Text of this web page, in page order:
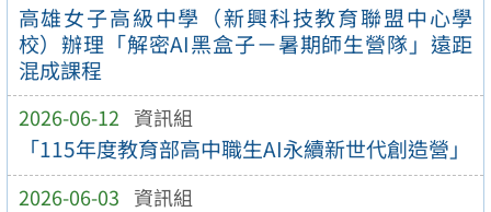
高雄女子高級中學（新興科技教育聯盟中心學
校）辦理「解密AI黑盒子－暑期師生營隊」遠距
混成課程
2026-06-12 資訊組
「115年度教育部高中職生AI永續新世代創造營」
2026-06-03 資訊組